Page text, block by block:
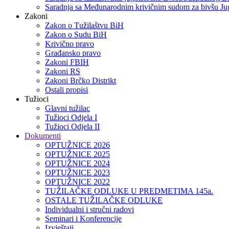
Saradnja sa Međunarodnim krivičnim sudom za bivšu
Zakoni
Zakon o Тužilaštvu BiH
Zakon o Sudu BiH
Krivično pravo
Građansko pravo
Zakoni FBIH
Zakoni RS
Zakoni Brčko Distrikt
Ostali propisi
Tužioci
Glavni tužilac
Tužioci Odjela I
Tužioci Odjela II
Dokumenti
OPTUŽNICE 2026
OPTUŽNICE 2025
OPTUŽNICE 2024
OPTUŽNICE 2023
OPTUŽNICE 2022
TUŽILAČKE ODLUKE U PREDMETIMA 145a.
OSTALE TUŽILAČKE ODLUKE
Individualni i stručni radovi
Seminari i Konferencije